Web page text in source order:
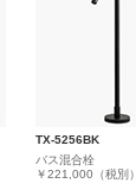
TX-5256BK
バス混合栓
￥221,000（税別）